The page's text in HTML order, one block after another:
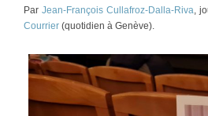
Par Jean-François Cullafroz-Dalla-Riva,
Courrier (quotidien à Genève).